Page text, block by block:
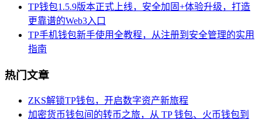
TP钱包1.5.9版本正式上线，安全加固+体验升级，打造
更靠谱的Web3入口
TP手机钱包新手使用全教程，从注册到安全管理的实用
指南
热门文章
ZKS解锁TP钱包，开启数字资产新旅程
加密货币钱包间的转币之旅，从 TP 钱包、火币钱包到